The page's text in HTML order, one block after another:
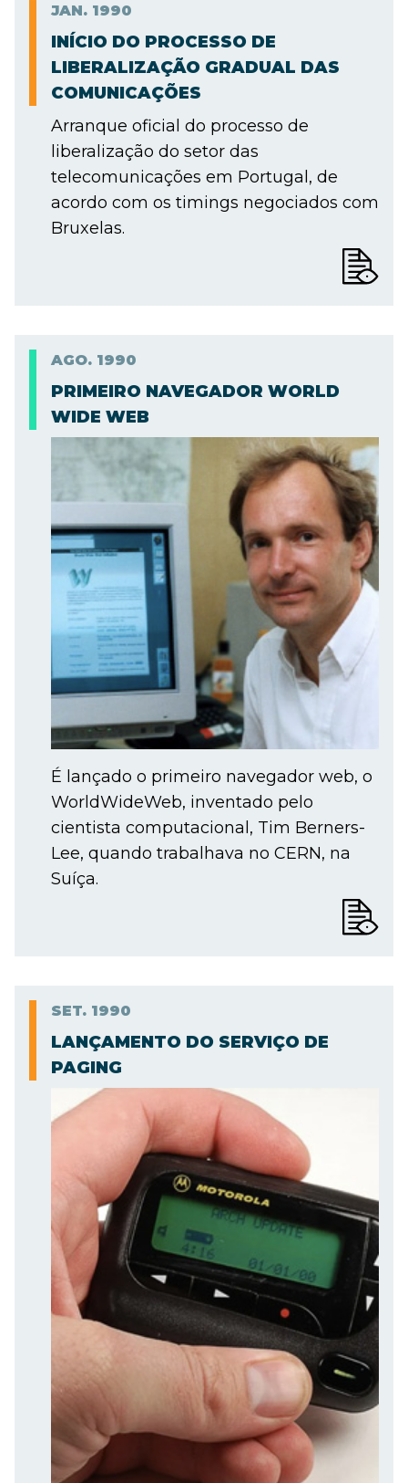
JAN. 1990
INÍCIO DO PROCESSO DE
LIBERALIZAÇÃO GRADUAL DAS
COMUNICAÇÕES
Arranque oficial do processo de
liberalização do setor das
telecomunicações em Portugal, de
acordo com os timings negociados com
Bruxelas.
AGO. 1990
PRIMEIRO NAVEGADOR WORLD
WIDE WEB
É lançado o primeiro navegador web, o
WorldWideWeb, inventado pelo
cientista computacional, Tim Berners-
Lee, quando trabalhava no CERN, na
Suíça.
SET. 1990
LANÇAMENTO DO SERVIÇO DE
PAGING